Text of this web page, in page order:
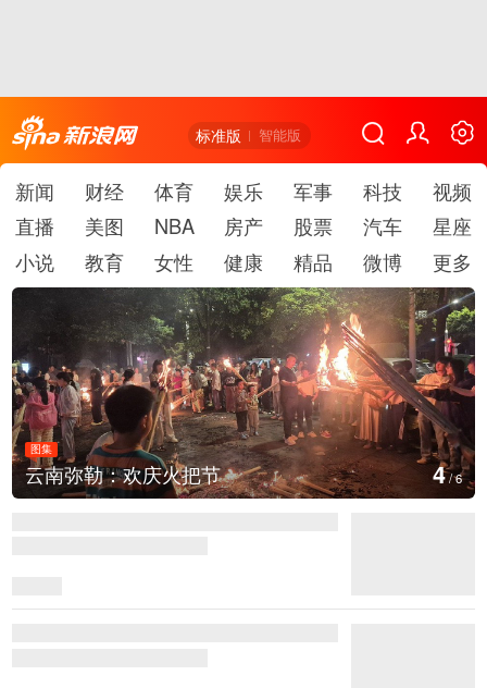
标准版 智能版
新闻 财经 体育 娱乐 军事 科技
视频
直播
美图 NBA 房产 股票 汽车
星座
小说
教育 女性 健康 精品 微博 更多
弥勒：欢庆火把节
图集
江西
5/6